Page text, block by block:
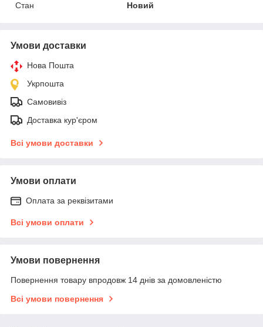
Стан
Новий
Умови доставки
Нова Пошта
Укрпошта
Самовивіз
Доставка кур'єром
Всі умови доставки
Умови оплати
Оплата за реквізитами
Всі умови оплати
Умови повернення
Повернення товару впродовж 14 днів за домовленістю
Всі умови повернення